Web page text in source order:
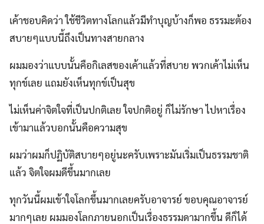
เค้าชอบคิดว่า ใช้ชีวิตทางโลกแล้วมีทำบุญบ้างก็พอ ธรรมะต้อง
สบายๆแบบนี้ถึงเป็นทางสายกลาง
ผมมองว่าแบบนั้นคือกิเลสของเค้าแล้วที่สบาย พวกเค้าไม่เห็น
ทุกข์เลย แถมยังเห็นทุกข์เป็นสุข
ไม่เห็นค่าจิตใจที่เป็นปกติเลย ใจปกติอยู่ ก็ไม่รักษา ไปหาเรื่อง
เข้ามาแล้วบอกนั้นคือความสุข
ผมว่าผมก็ปฏิบัติสบายๆอยู่นะครับเพราะมันเริ่มเป็นธรรมชาติ
แล้ว จิตใจผมดีขึ้นมากเลย
ทุกวันนี้ผมเข้าใจโลกขึ้นมากเลยครับอาจารย์ ขอบคุณอาจารย์
มากๆเลย ผมมองโลกภายนอกเป็นเรื่องธรรมดามากขึ้น ดีก็ได้